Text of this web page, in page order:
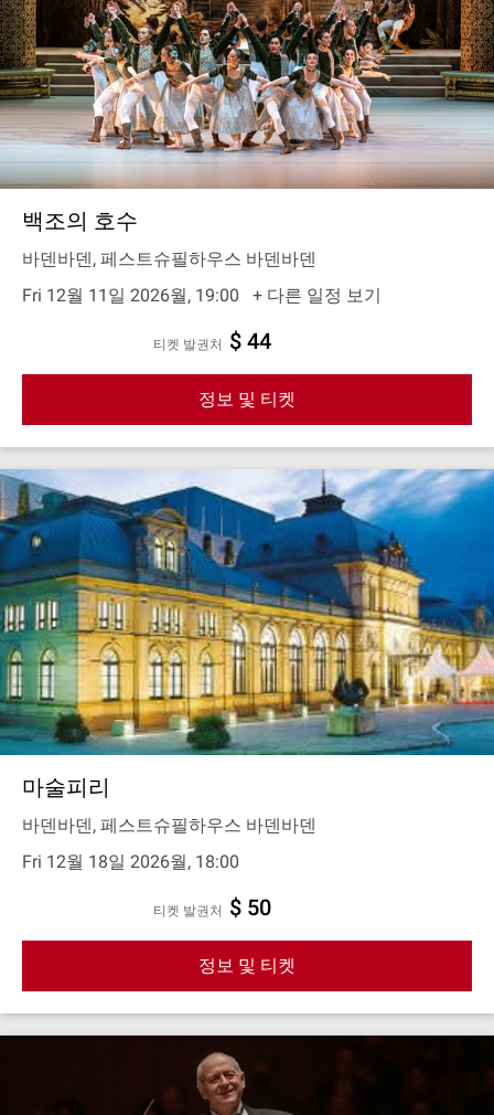
백조의 호수
바덴바덴, 페스트슈필하우스 바덴바덴
Fri 12월 11일 2026월, 19:00
+ 다른 일정 보기
티켓 발권처 $ 44
정보 및 티켓
마술피리
바덴바덴, 페스트슈필하우스 바덴바덴
Fri 12월 18일 2026월, 18:00
티켓 발권처 $ 50
정보 및 티켓